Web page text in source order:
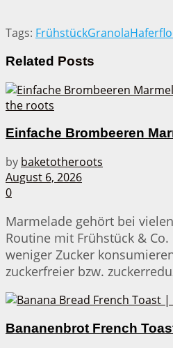
Tags: FrühstückGranola
Related Posts
Einfache Brombeeren
by baketotheroots
August 6, 2026
0
Marmelade gehört bei
Routine mit Frühstück &
weniger Zucker
zuckerfreier bzw.
Bananenbrot French